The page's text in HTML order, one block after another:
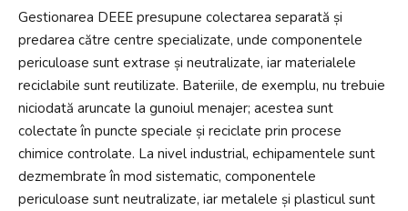
Gestionarea DEEE presupune colectarea separată și
predarea către centre specializate, unde componentele
periculoase sunt extrase și neutralizate, iar materialele
reciclabile sunt reutilizate. Bateriile, de exemplu, nu trebuie
niciodată aruncate la gunoiul menajer; acestea sunt
colectate în puncte speciale și reciclate prin procese
chimice controlate. La nivel industrial, echipamentele sunt
dezmembrate în mod sistematic, componentele
periculoase sunt neutralizate, iar metalele și plasticul sunt